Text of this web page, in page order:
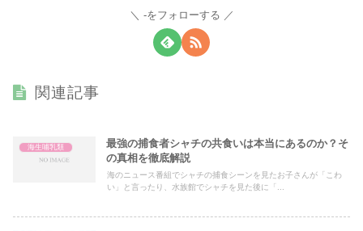
-をフォローする
関連記事
海生哺乳類
最強の捕食者シャチの共食いは本当にあるのか？そ
の真相を徹底解説
海のニュース番組でシャチの捕食シーンを見たお子さんが「こわ
い」と言ったり、水族館でシャチを見た後に「...